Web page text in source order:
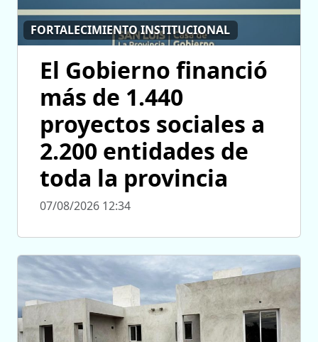
FORTALECIMIENTO INSTITUCIONAL
El Gobierno financió
más de 1.440
proyectos sociales a
2.200 entidades de
toda la provincia
07/08/2026 12:34